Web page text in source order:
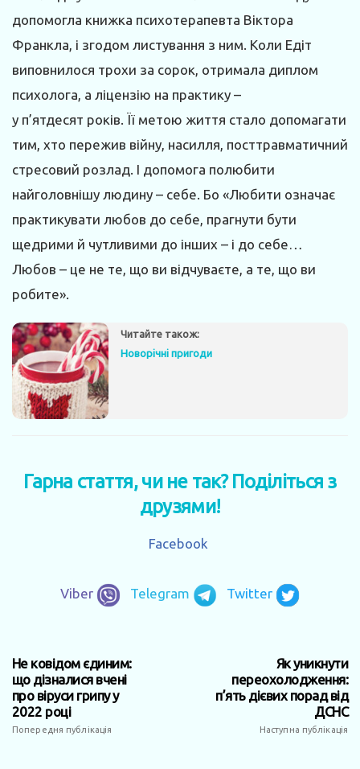
допомогла книжка психотерапевта Віктора
Франкла, і згодом листування з ним. Коли Едіт
виповнилося трохи за сорок, отримала диплом
психолога, а ліцензію на практику –
у п’ятдесят років. Її метою життя стало допомагати
тим, хто пережив війну, насилля, посттравматичний
стресовий розлад. І допомога полюбити
найголовнішу людину – себе. Бо «Любити означає
практикувати любов до себе, прагнути бути
щедрими й чутливими до інших – і до себе…
Любов – це не те, що ви відчуваєте, а те, що ви
робите».
Читайте також:
Новорiчнi пригоди
Гарна стаття, чи не так? Поділіться з
друзями!
Facebook
Viber Telegram Twitter
Не ковідом єдиним:
що дізналися вчені
про віруси грипу у
2022 році
Попередня публікація
Як уникнути
переохолодження:
п’ять дієвих порад від
ДСНС
Наступна публікація